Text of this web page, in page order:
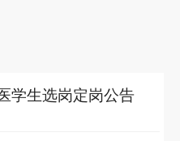
学生选岗定岗公告